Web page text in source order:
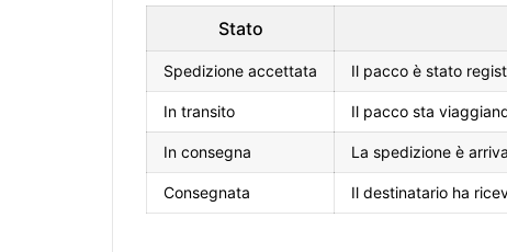
Stato
Spedizione accettata Il pacco è stato
In transito Il pacco sta
In consegna La spedizione è
Consegnata Il destinatario ha